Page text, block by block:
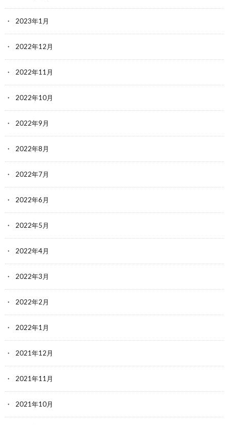
2023年1月
2022年12月
2022年11月
2022年10月
2022年9月
2022年8月
2022年7月
2022年6月
2022年5月
2022年4月
2022年3月
2022年2月
2022年1月
2021年12月
2021年11月
2021年10月